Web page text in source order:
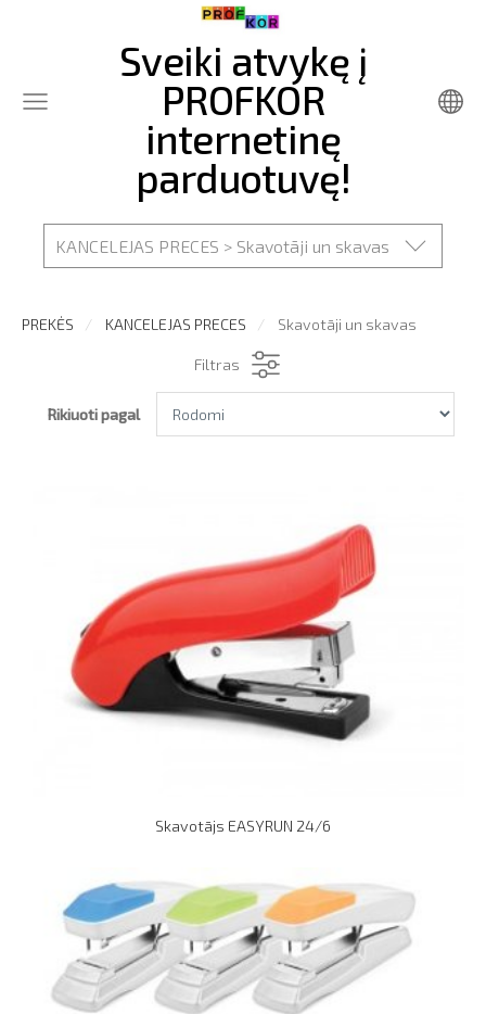
Sveiki atvykę į
PROFKOR
internetinę
parduotuvę!
KANCELEJAS PRECES > Skavotāji un skavas
PREKĖS KANCELEJAS PRECES Skavotāji un skavas
Filtras
Rikiuoti pagal
Skavotājs EASYRUN 24/6